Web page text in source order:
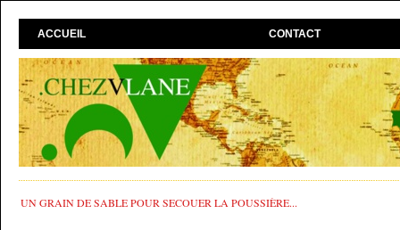
ACCUEIL CONTACT
UN GRAIN DE SABLE POUR SECOUER LA POUSSIÈRE...